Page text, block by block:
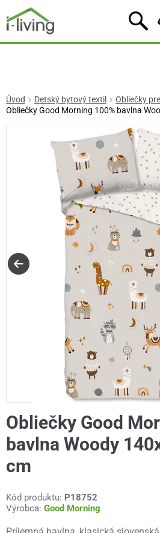
Úvod Detský bytový textil
Obliečky
Obliečky Good Morning 100% bavlna
Obliečky Good
bavlna Woody
cm
Kód produktu: P18752
Výrobca: Good Morning